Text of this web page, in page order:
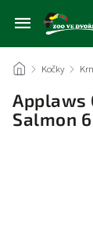
/ Kočky /
Applaws
Salmon